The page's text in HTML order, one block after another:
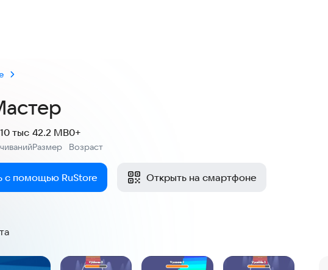
тыс
Размер
42.2 MB
Возраст
0+
с помощью RuStore Открыть на смартфоне